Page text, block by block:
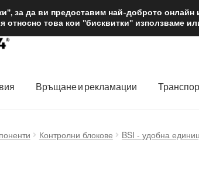
от 12 лв.
Връщане и рекламации
Контролни блокове BSI - удобна
за да ви предоставим най-доброто онлайн
относно това кои "бисквитки" използваме